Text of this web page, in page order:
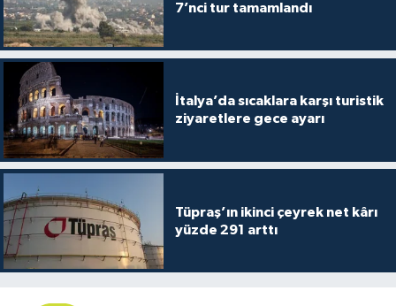
7’nci tur tamamlandı
İtalya’da sıcaklara karşı turistik
ziyaretlere gece ayarı
Tüpraş’ın ikinci çeyrek net kârı
yüzde 291 arttı